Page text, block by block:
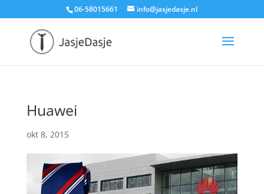
06-58015661 info@jasjedasje.nl
Huawei
okt 8, 2015